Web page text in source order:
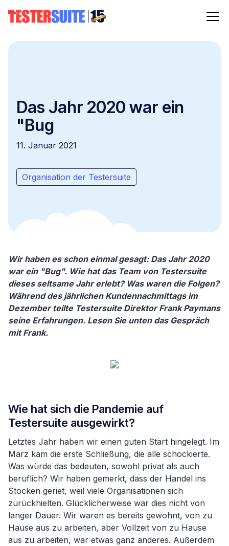
Das Jahr 2020 war ein
"Bug
11. Januar 2021
Organisation der Testersuite
Wir haben es schon einmal gesagt: Das Jahr 2020
war ein "Bug". Wie hat das Team von Testersuite
dieses seltsame Jahr erlebt? Was waren die Folgen?
Während des jährlichen Kundennachmittags im
Dezember teilte Testersuite Direktor Frank Paymans
seine Erfahrungen. Lesen Sie unten das Gespräch
mit Frank.
Wie hat sich die Pandemie auf
Testersuite ausgewirkt?
Letztes Jahr haben wir einen guten Start hingelegt. Im
März kam die erste Schließung, die alle schockierte.
Was würde das bedeuten, sowohl privat als auch
beruflich? Wir haben gemerkt, dass der Handel ins
Stocken geriet, weil viele Organisationen sich
zurückhielten. Glücklicherweise war dies nicht von
langer Dauer. Wir waren es bereits gewohnt, von zu
Hause aus zu arbeiten, aber Vollzeit von zu Hause
aus zu arbeiten, war etwas ganz anderes. Außerdem